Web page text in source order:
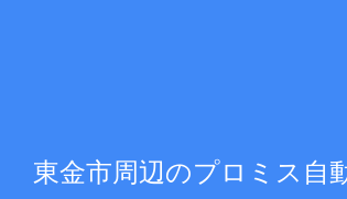
東金市周辺のプロミス自